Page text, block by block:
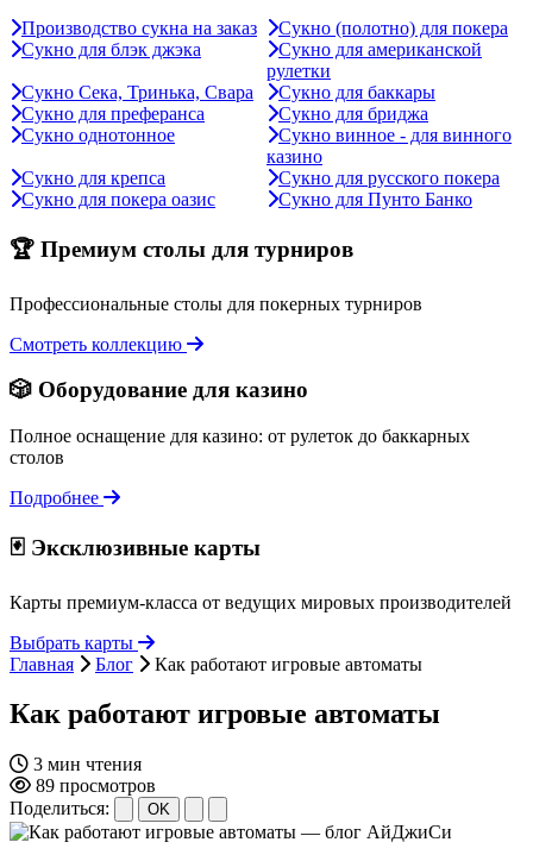
Производство сукна на заказ
Сукно (полотно) для покера
Сукно для блэк джэка
Сукно для американской
рулетки
Сукно Сека, Тринька, Свара
Сукно для баккары
Сукно для преферанса
Сукно для бриджа
Сукно однотонное
Сукно винное - для винного
казино
Сукно для крепса
Сукно для русского покера
Сукно для покера оазис
Сукно для Пунто Банко
🏆 Премиум столы для турниров
Профессиональные столы для покерных турниров
Смотреть коллекцию
🎲 Оборудование для казино
Полное оснащение для казино: от рулеток до баккарных
столов
Подробнее
🃏 Эксклюзивные карты
Карты премиум-класса от ведущих мировых производителей
Выбрать карты
Главная
Блог Как работают игровые автоматы
Как работают игровые автоматы
3 мин чтения
89 просмотров
Поделиться:
OK